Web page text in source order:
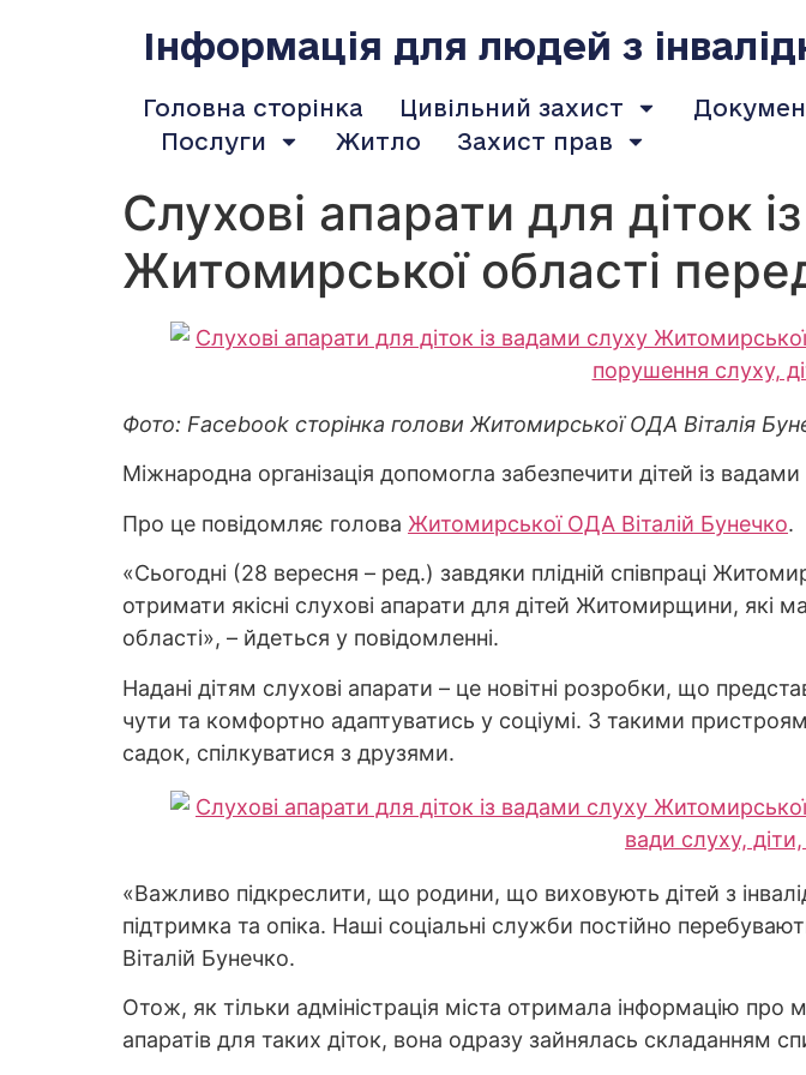
Інформація для людей з
Головна сторінка Цивільний захист
Послуги
Житло Захист прав
Слухові апарати для діток
Житомирської області
Фото: Facebook сторінка голови Житомирської ОДА Віталія
Міжнародна організація допомогла забезпечити дітей із
Про це повідомляє голова Житомирської ОДА Віталій Бунечко.
«Сьогодні (28 вересня – ред.) завдяки плідній співпраці
отримати якісні слухові апарати для дітей Житомирщини, які
області», – йдеться у повідомленні.
Надані дітям слухові апарати – це новітні розробки, що
чути та комфортно адаптуватись у соціумі. З такими
садок, спілкуватися з друзями.
«Важливо підкреслити, що родини, що виховують дітей з
підтримка та опіка. Наші соціальні служби постійно
Віталій Бунечко.
Отож, як тільки адміністрація міста отримала інформацію
апаратів для таких діток, вона одразу зайнялась складанням